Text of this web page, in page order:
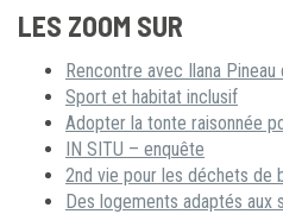
LES ZOOM SUR
Rencontre avec Ilana Pineau
Sport et habitat inclusif
Adopter la tonte raisonnée
IN SITU – enquête
2nd vie pour les déchets de
Des logements adaptés aux